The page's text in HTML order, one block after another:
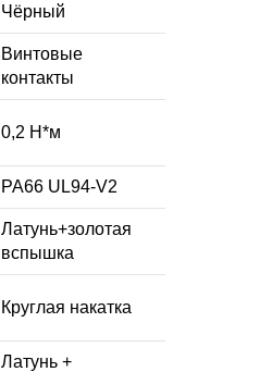
Чёрный
Винтовые
контакты
0,2 Н*м
PA66 UL94-V2
Латунь+золотая
вспышка
Круглая накатка
Латунь +